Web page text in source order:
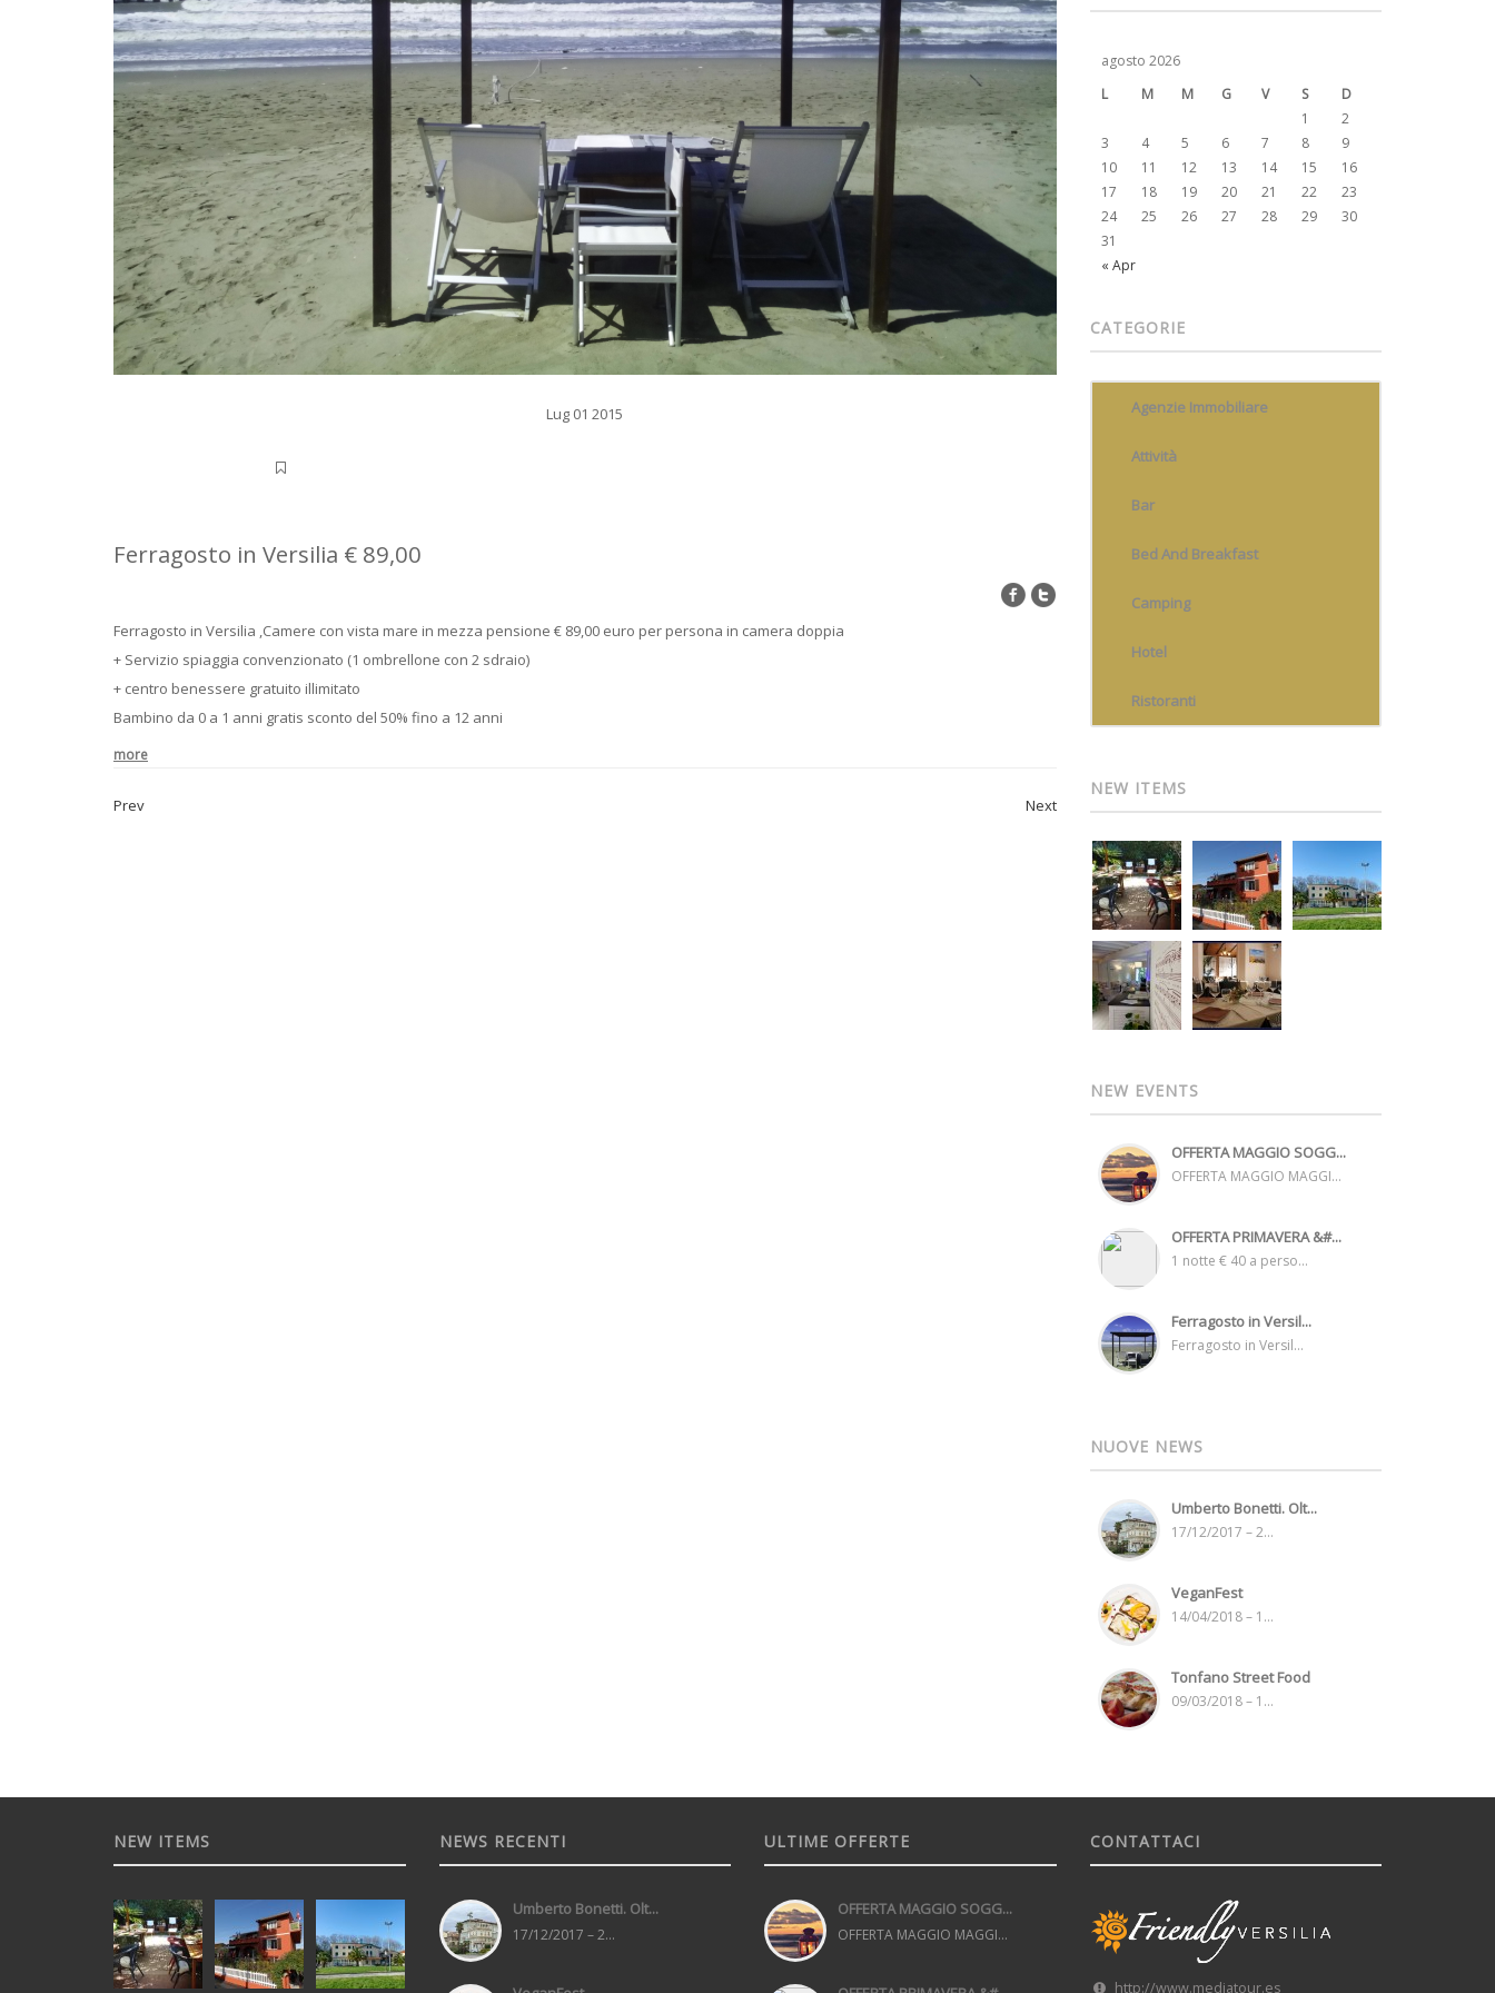
Lug 01 2015
Ferragosto in Versilia € 89,00
Ferragosto in Versilia ,Camere con vista mare in mezza pensione € 89,00 euro per persona in camera doppia
+ Servizio spiaggia convenzionato (1 ombrellone con 2 sdraio)
+ centro benessere gratuito illimitato
Bambino da 0 a 1 anni gratis sconto del 50% fino a 12 anni
more
Prev Next
agosto 2026
L
M M G V S D
« Apr
1
2
3
4 5 6 7 8
9
10
11 12 13 14 15
16
17
18 19 20 21 22
23
24
25 26 27 28 29
30
31
CATEGORIE
Agenzie Immobiliare
Attività
Bar
Bed And Breakfast
Camping
Hotel
Ristoranti
NEW ITEMS
NEW EVENTS
OFFERTA MAGGIO SOGG...
OFFERTA MAGGIO MAGGI...
OFFERTA PRIMAVERA &#...
1 notte € 40 a perso...
Ferragosto in Versil...
Ferragosto in Versil...
NUOVE NEWS
Umberto Bonetti. Olt...
17/12/2017 – 2...
VeganFest
14/04/2018 – 1...
Tonfano Street Food
09/03/2018 – 1...
NEW ITEMS NEWS RECENTI
Umberto Bonetti. Olt...
17/12/2017 – 2...
ULTIME OFFERTE
OFFERTA MAGGIO SOGG...
OFFERTA MAGGIO MAGGI...
CONTATTACI
http://www.mediatour.es